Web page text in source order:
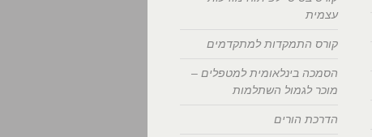
עצמית
קורס התמקדות למתקדמים
הסמכה בינלאומית למטפלים –
מוכר לגמול השתלמות
הדרכת הורים